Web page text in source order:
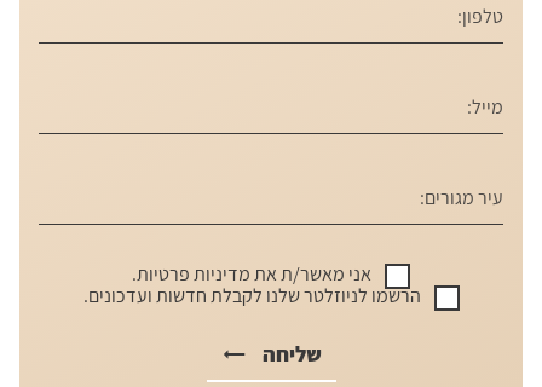
אני מאשר/ת אתמדיניות פרטיות.
הרשמו לניוזלטר שלנו לקבלת חדשות ועדכונים.
שליחה